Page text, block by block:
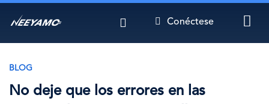
Conéctese
BLOG
No deje que los errores en las